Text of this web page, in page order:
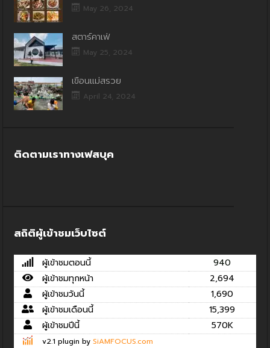
May 26, 2024
สตาร์คาเฟ่
May 25, 2024
เขื่อนแม่สรวย
April 24, 2024
ติดตามเราทางเฟสบุค
สถิติผู้เข้าชมเว็บไซต์
ผู้เข้าชมตอนนี้
940
ผู้เข้าชมทุกหน้า
2,694
ผู้เข้าชมวันนี้
1,690
ผู้เข้าชมเดือนนี้
15,399
ผู้เข้าชมปีนี้
570K
v2.1 plugin by SiAMFOCUS.com